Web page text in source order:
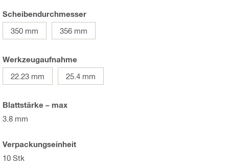
Scheibendurchmesser
350 mm
356 mm
Werkzeugaufnahme
22.23 mm
25.4 mm
Blattstärke – max
3.8 mm
Verpackungseinheit
10 Stk